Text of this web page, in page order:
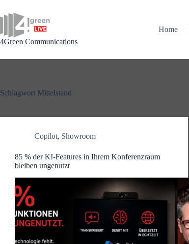
Inhalt
springen
4Green Communications
Home
Schlagwort Mittelstand
Copilot, Showroom
85 % der KI-Features in Ihrem Konferenzraum
bleiben ungenutzt